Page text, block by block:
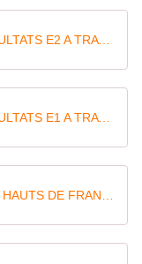
2018 05 19 RESULTATS E2 A TRAVERS LES HAUTS DE FRANCE
2018 05 18 RESULTATS E1 A TRAVERS LES HAUTS DE FRANCE